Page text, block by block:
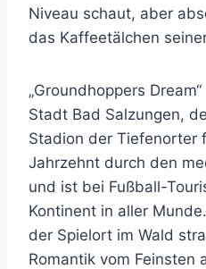
Niveau schaut, aber
das Kaffeetälchen
„Groundhoppers
Stadt Bad Salzungen,
Stadion der Tiefenorter
Jahrzehnt durch den
und ist bei Fußball-
Kontinent in aller
der Spielort im Wald
Romantik vom Feinsten